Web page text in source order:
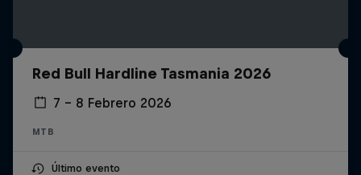
Red Bull Hardline Tasmania 2026
7 – 8 Febrero 2026
MTB
Último evento